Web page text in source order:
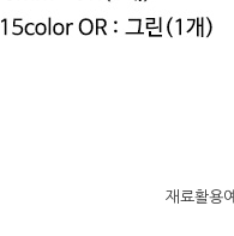
재료활용예